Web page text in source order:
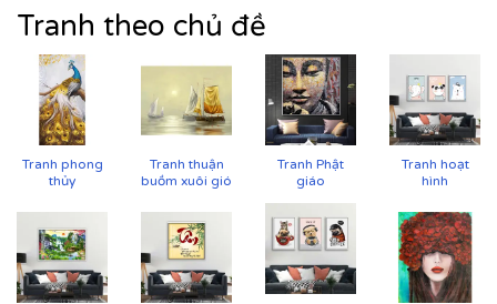
👉 Gợi ý phối hợp:
Treo tranh
theo trục dọc hoặc bộ tranhđể tạo
nhịp điệu thị giác
Kết hợp
nội thất gỗ tự nhiên, mành tre, gốm sứ
Ánh sáng vàng ấm, chiếu nhẹ để làm nổi bật bút
pháp và chất liệu tranh
Tranh theo chủ đề
Tranh phong
thủy
Tranh thuận
buồm xuôi gió
Tranh Phật
giáo
Tranh hoạt
hình